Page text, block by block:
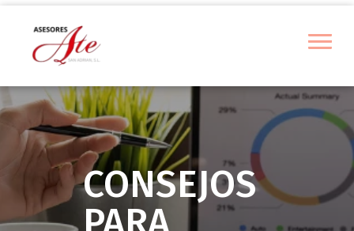
CONSEJOS